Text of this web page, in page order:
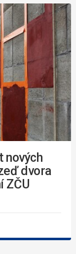
nových
dvora
ZČU